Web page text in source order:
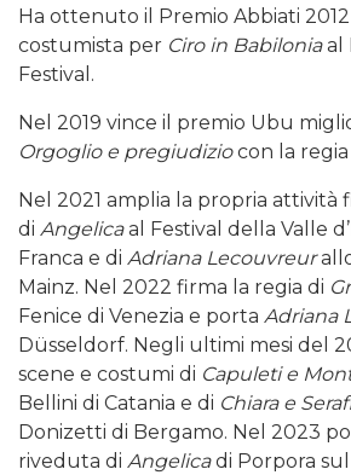
Ha ottenuto il Premio Abbiati
costumista per Ciro in Babiloniaal
Festival.
Nel 2019 vince il premio Ubu
Orgoglio e pregiudiziocon la
Nel 2021 amplia la propria attività
di Angelicaal Festival della Valle
Franca e di Adriana Lecouvreur
Mainz. Nel 2022 firma la regia di
Fenice di Venezia e porta Adriana
Düsseldorf. Negli ultimi mesi del
scene e costumi di Capuleti e
Bellini di Catania e di Chiara e
Donizetti di Bergamo. Nel 2023
riveduta di Angelicadi Porpora